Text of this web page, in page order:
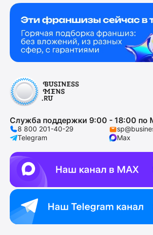
Служба поддержки 9:00 - 18:00 по
8 800 201-40-29
Telegram
Max